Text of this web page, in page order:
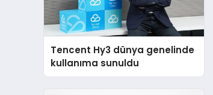
Tencent Hy3 dünya genelinde
kullanıma sunuldu